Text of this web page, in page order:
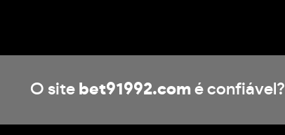
O site bet91992.comé confiável?